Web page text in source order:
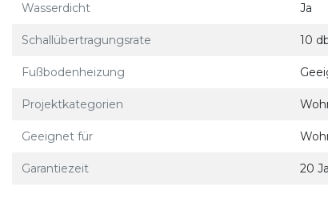
Wasserdicht Ja
Schallübertragungsrate 10
Fußbodenheizung
Projektkategorien
Geeignet für
Garantiezeit 20